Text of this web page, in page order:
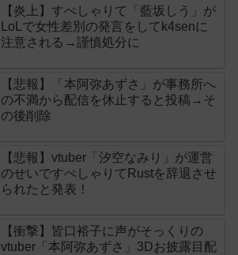
【炎上】すぺしゃりて「藍坂しう」が
LoLで女性差別の発言をしてk4senに
注意される→謹慎処分に
【悲報】「本阿弥あずさ」が事務所へ
の不満から配信を休止すると投稿→そ
の後削除
【悲報】vtuber「汐空なみり」が運営
のせいですぺしゃりてRustを辞退させ
られたと発表！
【衝撃】皆口裕子に声がそっくりの
vtuber「本阿弥あずさ」3Dお披露目配